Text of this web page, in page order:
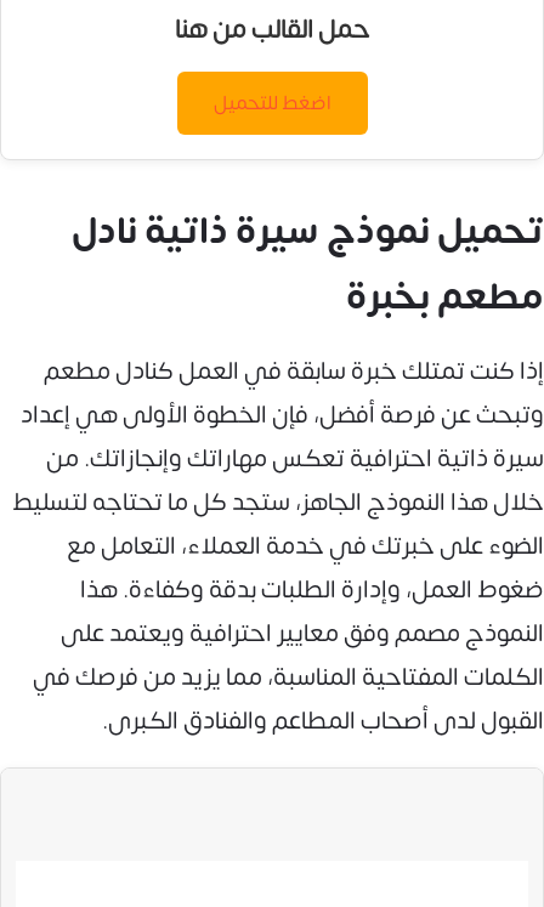
حمل القالب من هنا
اضغط للتحميل
تحميل نموذج سيرة ذاتية نادل
مطعم بخبرة
إذا كنت تمتلك خبرة سابقة في العمل كنادل مطعم
وتبحث عن فرصة أفضل، فإن الخطوة الأولى هي إعداد
سيرة ذاتية احترافية تعكس مهاراتك وإنجازاتك. من
خلال هذا النموذج الجاهز، ستجد كل ما تحتاجه لتسليط
الضوء على خبرتك في خدمة العملاء، التعامل مع
ضغوط العمل، وإدارة الطلبات بدقة وكفاءة. هذا
النموذج مصمم وفق معايير احترافية ويعتمد على
الكلمات المفتاحية المناسبة، مما يزيد من فرصك في
القبول لدى أصحاب المطاعم والفنادق الكبرى.